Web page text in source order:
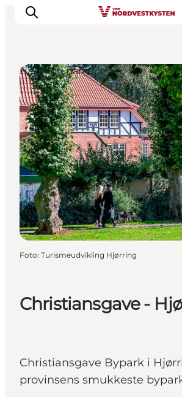
Feriesteder
Inspiration
Handicapvenlig ferie
Events
Overnatning
Planlæg din ferie
Christiansgave -
Christiansgave Bypark i
provinsens smukkeste
Haver og parker
Foto: Turismeudvikling Hjørring